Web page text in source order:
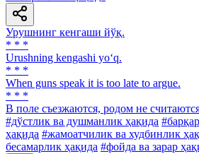
Урушнинг кенгаши йўқ.
* * *
Urushning kengashi yo‘q.
* * *
When guns speak it is too late to argue.
* * *
В поле съезжаются, родом не
#дўстлик ва душманлик ҳақида
ҳақида #жамоатчилик ва худбинлик
бесамарлик ҳақида #фойда ва зарар